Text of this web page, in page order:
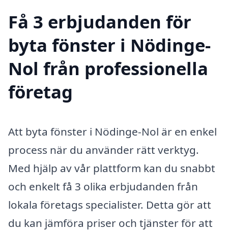
Få 3 erbjudanden för
byta fönster i Nödinge-
Nol från professionella
företag
Att byta fönster i Nödinge-Nol är en enkel
process när du använder rätt verktyg.
Med hjälp av vår plattform kan du snabbt
och enkelt få 3 olika erbjudanden från
lokala företags specialister. Detta gör att
du kan jämföra priser och tjänster för att